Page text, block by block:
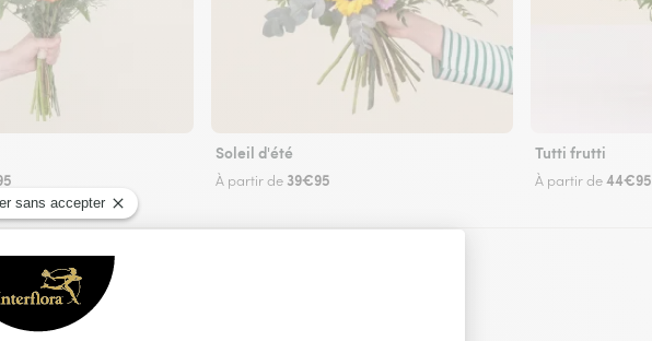
Soleil d'été
À partir de 39€95
Tutti frutti
À partir de44€95